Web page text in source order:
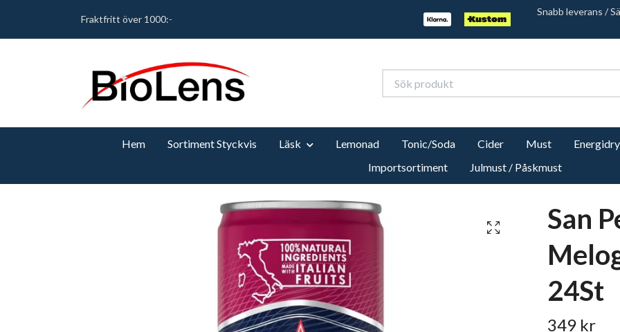
Fraktfritt över 1000:-
Snabb leverans /
Hem Sortiment Styckvis Läsk Lemonad Tonic/Soda Cider Must
Importsortiment
Julmust / Påskmust
San
24St
349 kr